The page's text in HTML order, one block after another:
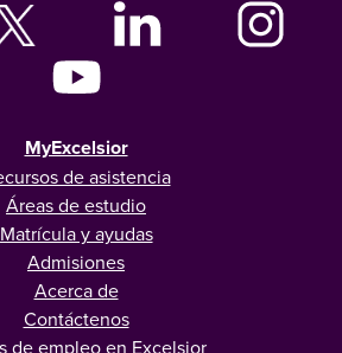
MyExcelsior
de asistencia
Áreas de estudio
Matrícula y ayudas
Admisiones
Acerca de
Contáctenos
de empleo en Excelsior